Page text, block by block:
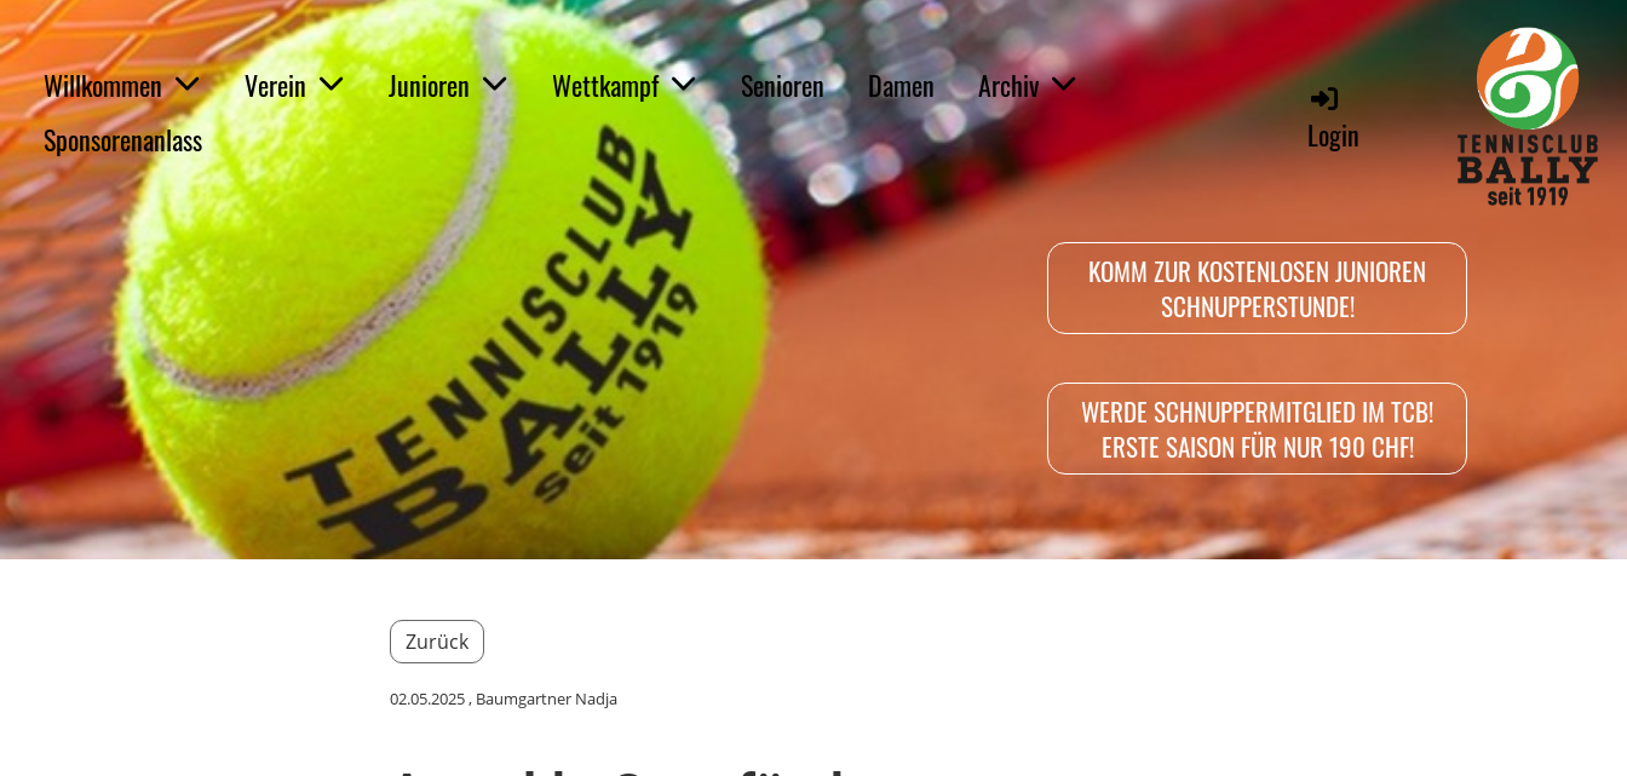
Willkommen Verein Junioren Wettkampf Senioren Damen
Archiv
Sponsorenanlass
Login
KOMM ZUR KOSTENLOSEN JUNIOREN
SCHNUPPERSTUNDE!
WERDE SCHNUPPERMITGLIED IM TCB!
ERSTE SAISON FÜR NUR 190 CHF!
Zurück
02.05.2025, Baumgartner Nadja